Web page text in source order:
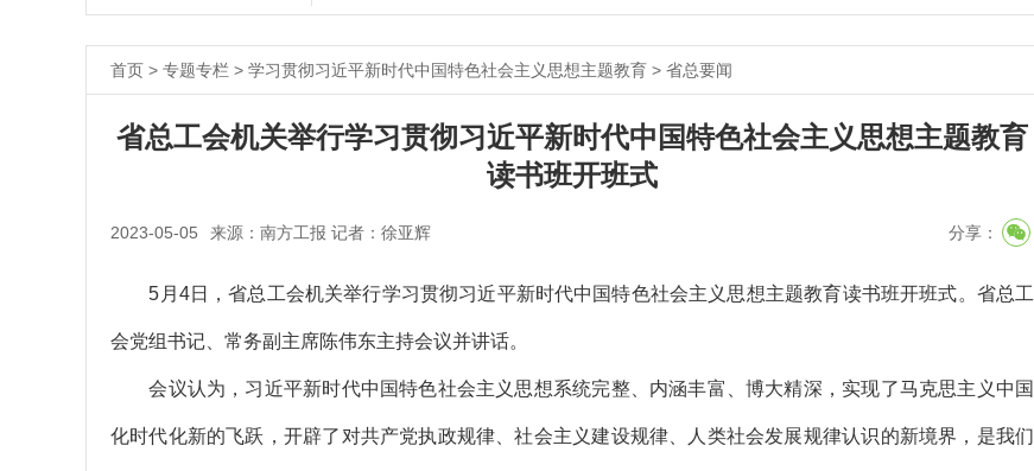
首页 > 专题专栏 > 学习贯彻习近平新时代中国特色社会主义思想主题教育 > 省总要闻
省总工会机关举行学习贯彻习近平新时代中国特色社会主义思想主题教育
读书班开班式
2023-05-05 来源：南方工报 记者：徐亚辉 分享：
5月4日，省总工会机关举行学习贯彻习近平新时代中国特色社会主义思想主题教育读书班开班式。省总工
会党组书记、常务副主席陈伟东主持会议并讲话。
会议认为，习近平新时代中国特色社会主义思想系统完整、内涵丰富、博大精深，实现了马克思主义中国
化时代化新的飞跃，开辟了对共产党执政规律、社会主义建设规律、人类社会发展规律认识的新境界，是我们